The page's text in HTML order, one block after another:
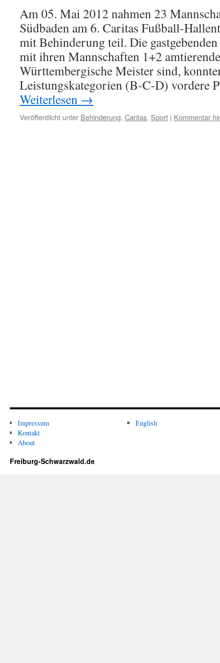
Am 05. Mai 2012 nahmen 23
Südbaden am 6. Caritas Fußball-
mit Behinderung teil. Die
mit ihren Mannschaften 1+2
Württembergische Meister sind,
Leistungskategorien (B-C-D) vordere
Weiterlesen →
Veröffentlicht unter Behinderung, Caritas, Sport | Kommentar
Impressum
Kontakt
About
English
Freiburg-Schwarzwald.de